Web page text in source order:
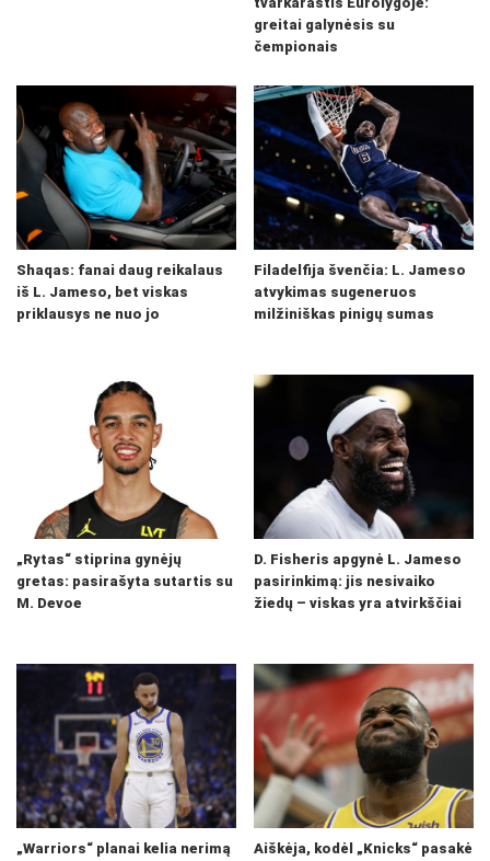
greitai galynėsis su
čempionais
Shaqas: fanai daug reikalaus
iš L. Jameso, bet viskas
priklausys ne nuo jo
Filadelfija švenčia: L. Jameso
atvykimas sugeneruos
milžiniškas pinigų sumas
„Rytas“ stiprina gynėjų
gretas: pasirašyta sutartis su
M. Devoe
D. Fisheris apgynė L. Jameso
pasirinkimą: jis nesivaiko
žiedų – viskas yra atvirkščiai
„Warriors“ planai kelia nerimą
Aiškėja, kodėl „Knicks“ pasakė